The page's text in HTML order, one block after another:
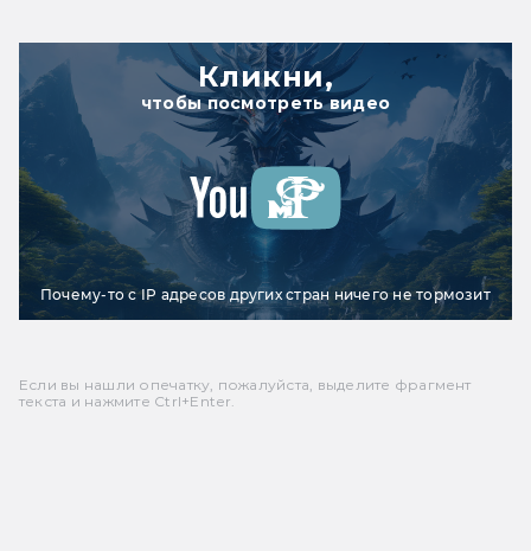
Кликни,
чтобы посмотреть видео
Почему-то с IP адресов других стран ничего не тормозит
Если вы нашли опечатку, пожалуйста, выделите фрагмент
текста и нажмите Ctrl+Enter.